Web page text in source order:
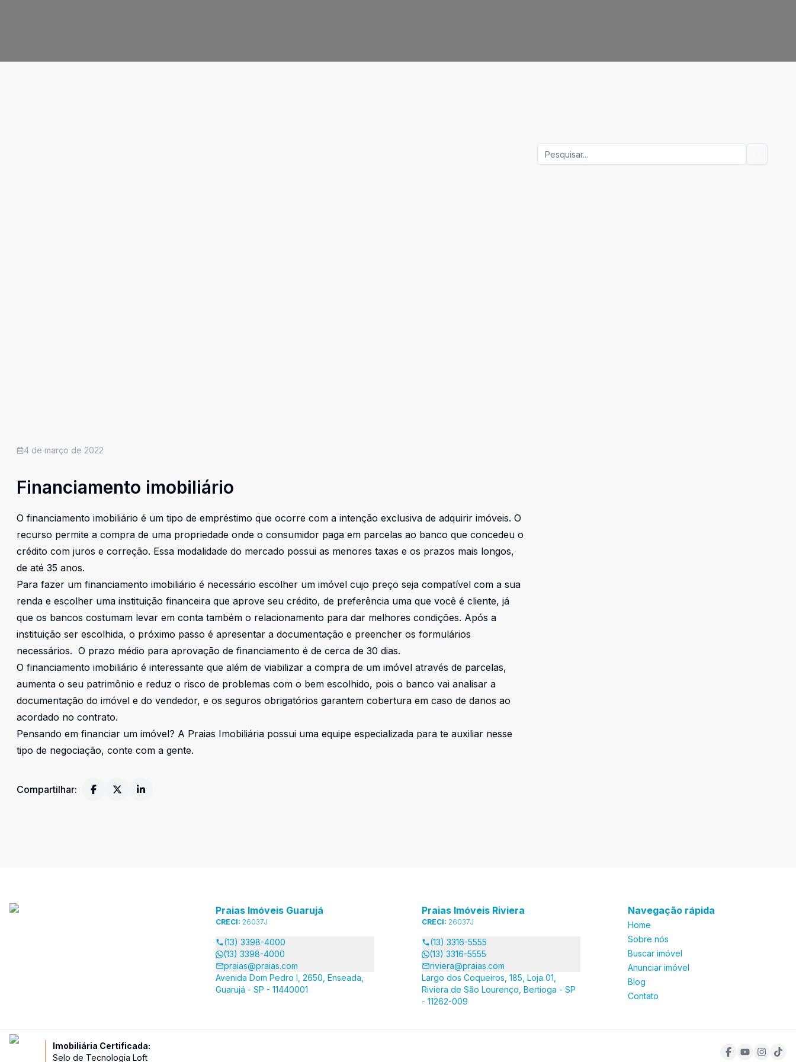
4 de março de 2022
Financiamento imobiliário
O financiamento imobiliário é um tipo de empréstimo que ocorre com a intenção exclusiva de adquirir imóveis. O
recurso permite a compra de uma propriedade onde o consumidor paga em parcelas ao banco que concedeu o
crédito com juros e correção. Essa modalidade do mercado possui as menores taxas e os prazos mais longos,
de até 35 anos.
Para fazer um financiamento imobiliário é necessário escolher um imóvel cujo preço seja compatível com a sua
renda e escolher uma instituição financeira que aprove seu crédito, de preferência uma que você é cliente, já
que os bancos costumam levar em conta também o relacionamento para dar melhores condições. Após a
instituição ser escolhida, o próximo passo é apresentar a documentação e preencher os formulários
necessários. O prazo médio para aprovação de financiamento é de cerca de 30 dias.
O financiamento imobiliário é interessante que além de viabilizar a compra de um imóvel através de parcelas,
aumenta o seu patrimônio e reduz o risco de problemas com o bem escolhido, pois o banco vai analisar a
documentação do imóvel e do vendedor, e os seguros obrigatórios garantem cobertura em caso de danos ao
acordado no contrato.
Pensando em financiar um imóvel? A Praias Imobiliária possui uma equipe especializada para te auxiliar nesse
tipo de negociação, conte com a gente.
Compartilhar:
Praias Imóveis Guarujá
CRECI: 26037J
(13) 3398-4000
(13) 3398-4000
praias@praias.com
Avenida Dom Pedro I, 2650, Enseada,
Guarujá - SP - 11440001
Praias Imóveis Riviera
CRECI: 26037J
(13) 3316-5555
(13) 3316-5555
riviera@praias.com
Largo dos Coqueiros, 185, Loja 01,
Riviera de São Lourenço, Bertioga - SP
- 11262-009
Navegação rápida
Home
Sobre nós
Buscar imóvel
Anunciar imóvel
Blog
Contato
Imobiliária Certificada:
Selo de Tecnologia Loft